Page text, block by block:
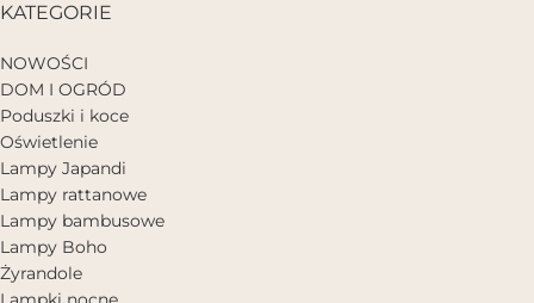
KATEGORIE
NOWOŚCI
DOM I OGRÓD
Poduszki i koce
Oświetlenie
Lampy Japandi
Lampy rattanowe
Lampy bambusowe
Lampy Boho
Żyrandole